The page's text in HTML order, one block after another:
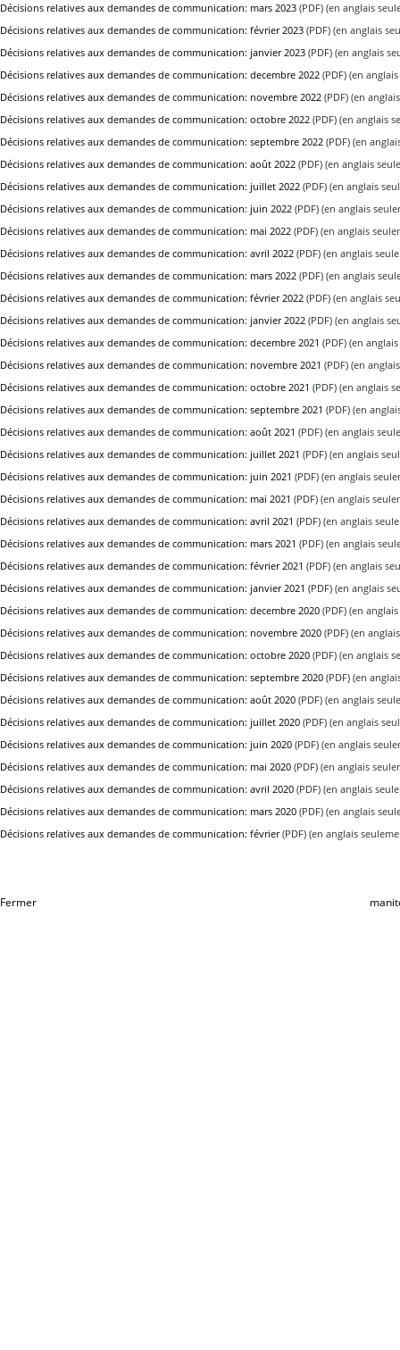
Décisions relatives aux demandes de communication: mars 2023 (PDF) (en anglais
Décisions relatives aux demandes de communication: février 2023 (PDF) (en anglais
Décisions relatives aux demandes de communication: janvier 2023 (PDF) (en anglais
Décisions relatives aux demandes de communication: decembre 2022 (PDF) (en
Décisions relatives aux demandes de communication: novembre 2022 (PDF) (en
Décisions relatives aux demandes de communication: octobre 2022 (PDF) (en anglais
Décisions relatives aux demandes de communication: septembre 2022 (PDF) (en
Décisions relatives aux demandes de communication: août 2022 (PDF) (en anglais
Décisions relatives aux demandes de communication: juillet 2022 (PDF) (en anglais
Décisions relatives aux demandes de communication: juin 2022 (PDF) (en anglais
Décisions relatives aux demandes de communication: mai 2022 (PDF) (en anglais
Décisions relatives aux demandes de communication: avril 2022 (PDF) (en anglais
Décisions relatives aux demandes de communication: mars 2022 (PDF) (en anglais
Décisions relatives aux demandes de communication: février 2022 (PDF) (en anglais
Décisions relatives aux demandes de communication: janvier 2022 (PDF) (en anglais
Décisions relatives aux demandes de communication: decembre 2021 (PDF) (en
Décisions relatives aux demandes de communication: novembre 2021 (PDF) (en
Décisions relatives aux demandes de communication: octobre 2021 (PDF) (en anglais
Décisions relatives aux demandes de communication: septembre 2021 (PDF) (en
Décisions relatives aux demandes de communication: août 2021 (PDF) (en anglais
Décisions relatives aux demandes de communication: juillet 2021 (PDF) (en anglais
Décisions relatives aux demandes de communication: juin 2021 (PDF) (en anglais
Décisions relatives aux demandes de communication: mai 2021 (PDF) (en anglais
Décisions relatives aux demandes de communication: avril 2021 (PDF) (en anglais
Décisions relatives aux demandes de communication: mars 2021 (PDF) (en anglais
Décisions relatives aux demandes de communication: février 2021 (PDF) (en anglais
Décisions relatives aux demandes de communication: janvier 2021 (PDF) (en anglais
Décisions relatives aux demandes de communication: decembre 2020 (PDF) (en
Décisions relatives aux demandes de communication: novembre 2020 (PDF) (en
Décisions relatives aux demandes de communication: octobre 2020 (PDF) (en anglais
Décisions relatives aux demandes de communication: septembre 2020 (PDF) (en
Décisions relatives aux demandes de communication: août 2020 (PDF) (en anglais
Décisions relatives aux demandes de communication: juillet 2020 (PDF) (en anglais
Décisions relatives aux demandes de communication: juin 2020 (PDF) (en anglais
Décisions relatives aux demandes de communication: mai 2020 (PDF) (en anglais
Décisions relatives aux demandes de communication: avril 2020 (PDF) (en anglais
Décisions relatives aux demandes de communication: mars 2020 (PDF) (en anglais
Décisions relatives aux demandes de communication: février(PDF) (en anglais
Fermer